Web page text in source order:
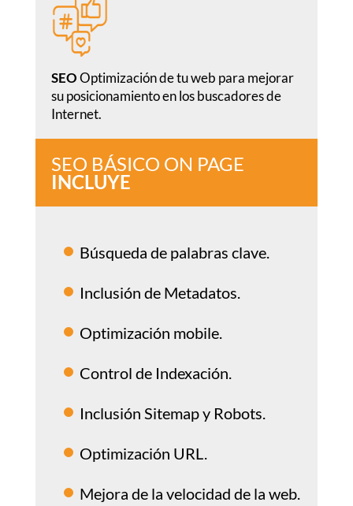
SEOOptimización de tu web para mejorar
su posicionamiento en los buscadores de
Internet.
SEO BÁSICO ON PAGE
INCLUYE
Búsqueda de palabras clave.
Inclusión de Metadatos.
Optimización mobile.
Control de Indexación.
Inclusión Sitemap y Robots.
Optimización URL.
Mejora de la velocidad de la web.